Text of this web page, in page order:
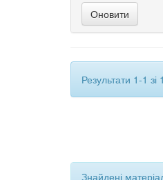
Результати 1-1
Знайдені